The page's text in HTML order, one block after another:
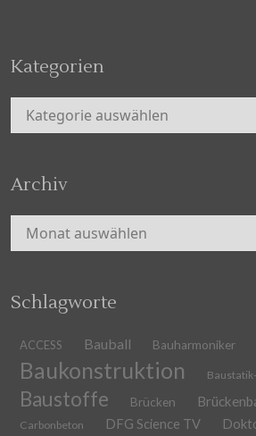
Kategorien
Kategorien
Archiv
Archiv
Schlagworte
ACCESS Bauball Bauharmoniker
Baukonstruktion
Baustoffe Brücken
Carbonbeton DFG Science TV